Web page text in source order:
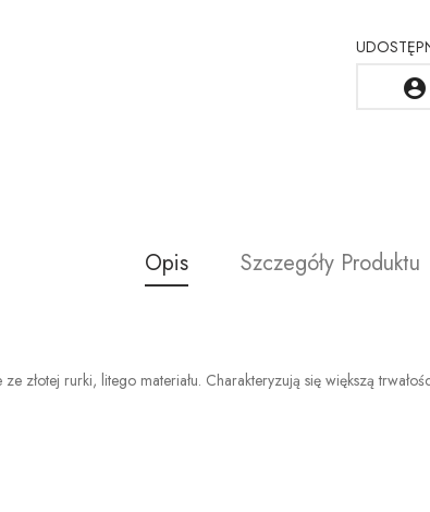
account_circle
Opis Szczegóły Produktu
złotej rurki, litego materiału. Charakteryzują się większą